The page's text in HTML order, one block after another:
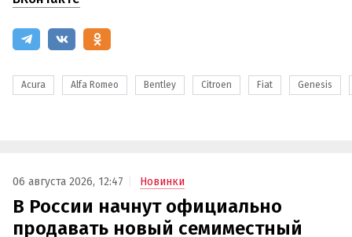
Acura Alfa Romeo Bentley Citroen Fiat Genesis
06 августа 2026, 12:47 Новинки
В России начнут официально
продавать новый семиместный